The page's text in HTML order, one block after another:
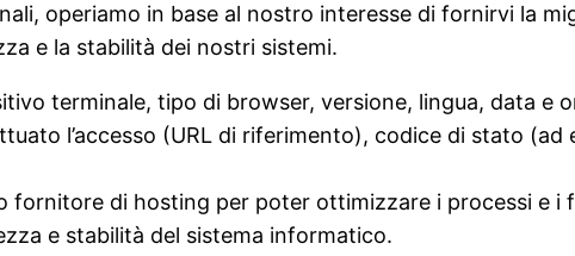
operiamo in base al nostro interesse di fornirvi la
e la stabilità dei nostri sistemi.
terminale, tipo di browser, versione, lingua, data e
l’accesso (URL di riferimento), codice di stato (ad
di hosting per poter ottimizzare i processi e i
e stabilità del sistema informatico.